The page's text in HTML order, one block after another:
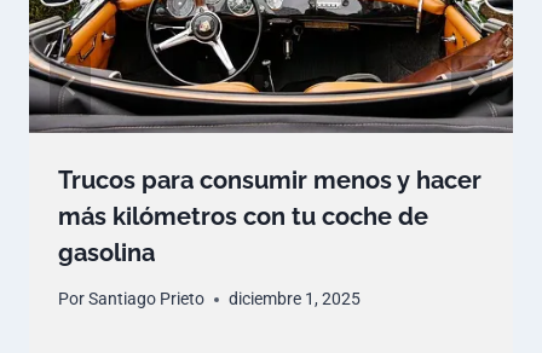
Trucos para consumir menos y hacer
más kilómetros con tu coche de
gasolina
PorSantiago Prieto diciembre 1, 2025